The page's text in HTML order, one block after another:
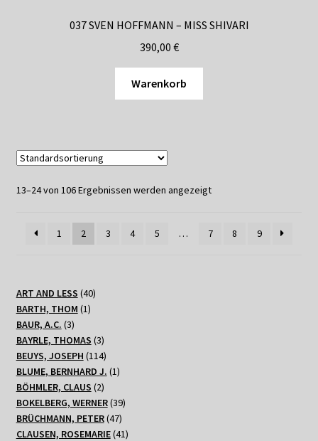
037 SVEN HOFFMANN – MISS SHIVARI
390,00 €
Warenkorb
13–24 von 106 Ergebnissen werden angezeigt
1 2 3 4 5 … 7 8 9
ART AND LESS 4040
BARTH, THOM 11
BAUR, A.C. 33
Produkte
BAYRLE, THOMAS 33
Produkte
BEUYS, JOSEPH 114114
Produkte
BLUME, BERNHARD J. 11
BÖHMLER, CLAUS 22
Produkte
BOKELBERG, WERNER 3939
BRÜCHMANN, PETER 4747
Produkte
CLAUSEN, ROSEMARIE 4141